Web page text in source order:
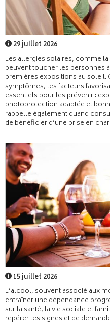
29 juillet 2026
Les allergies solaires, comme
peuvent toucher les personnes
premières expositions au soleil.
symptômes, les facteurs
essentiels pour les prévenir :
photoprotection adaptée et
rappelle également quand
de bénéficier d’une prise en
15 juillet 2026
L’alcool, souvent associé aux
entraîner une dépendance
sur la santé, la vie sociale et
repérer les signes et de